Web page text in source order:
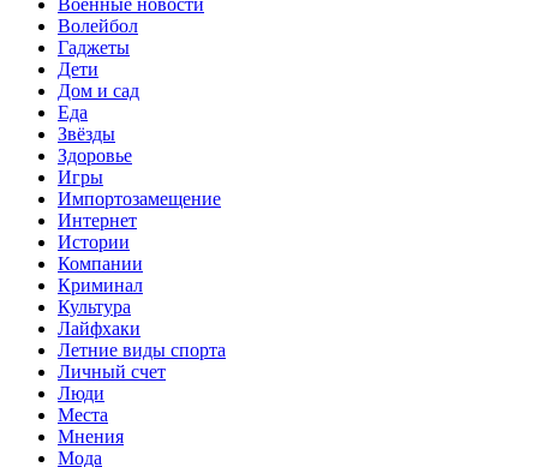
Волейбол
Гаджеты
Дети
Дом и сад
Еда
Звёзды
Здоровье
Игры
Импортозамещение
Интернет
Истории
Компании
Криминал
Культура
Лайфхаки
Летние виды спорта
Личный счет
Люди
Места
Мнения
Мода